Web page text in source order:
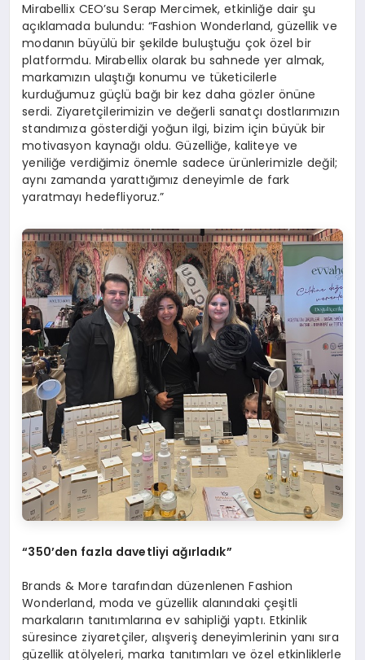
Mirabellix CEO’su Serap Mercimek, etkinliğe dair şu
açıklamada bulundu: “Fashion Wonderland, güzellik ve
modanın büyülü bir şekilde buluştuğu çok özel bir
platformdu. Mirabellix olarak bu sahnede yer almak,
markamızın ulaştığı konumu ve tüketicilerle
kurduğumuz güçlü bağı bir kez daha gözler önüne
serdi. Ziyaretçilerimizin ve değerli sanatçı dostlarımızın
standımıza gösterdiği yoğun ilgi, bizim için büyük bir
motivasyon kaynağı oldu. Güzelliğe, kaliteye ve
yeniliğe verdiğimiz önemle sadece ürünlerimizle değil;
aynı zamanda yarattığımız deneyimle de fark
yaratmayı hedefliyoruz.”
“350’den fazla davetliyi ağırladık”
Brands & More tarafından düzenlenen Fashion
Wonderland, moda ve güzellik alanındaki çeşitli
markaların tanıtımlarına ev sahipliği yaptı. Etkinlik
süresince ziyaretçiler, alışveriş deneyimlerinin yanı sıra
güzellik atölyeleri, marka tanıtımları ve özel etkinliklerle